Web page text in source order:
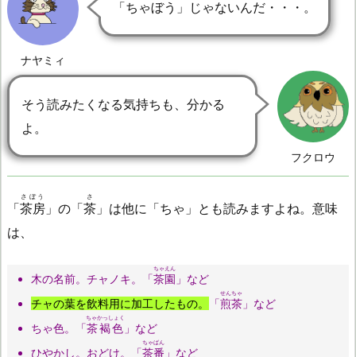
ナヤミィ
「ちゃぼう」じゃないんだ・・・。
フクロウ
そう読みたくなる気持ちも、分かる
よ。
「茶房
さぼう
」の「茶
さ
」は他に「ちゃ」とも読みますよね。意味
は、
木の名前。チャノキ。「茶園
ちゃえん
」など
チャの葉を飲料用に加工したもの。
「煎茶
せんちゃ
」など
ちゃ色。「茶褐色
ちゃかっしょく
」など
ひやかし。おどけ。「茶番
ちゃばん
」など